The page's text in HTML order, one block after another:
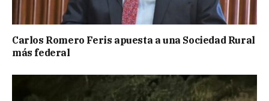
Carlos Romero Feris apuesta a una Sociedad Rural
más federal